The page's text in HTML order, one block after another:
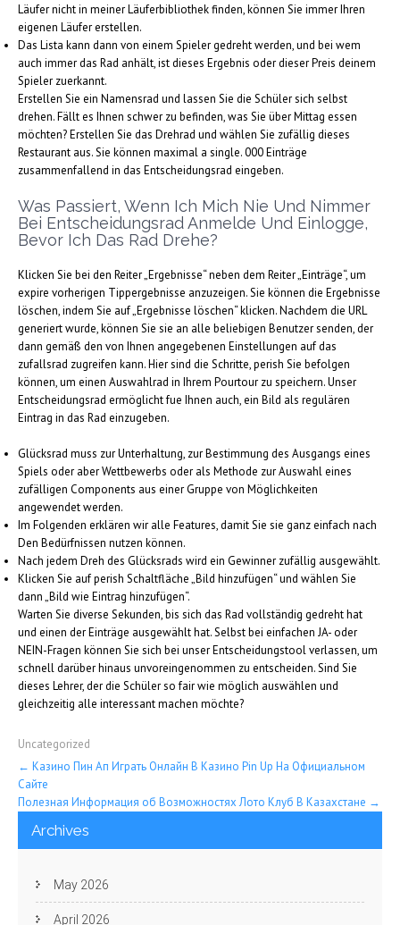
Läufer nicht in meiner Läuferbibliothek finden, können Sie immer Ihren
eigenen Läufer erstellen.
Das Lista kann dann von einem Spieler gedreht werden, und bei wem
auch immer das Rad anhält, ist dieses Ergebnis oder dieser Preis deinem
Spieler zuerkannt.
Erstellen Sie ein Namensrad und lassen Sie die Schüler sich selbst
drehen. Fällt es Ihnen schwer zu befinden, was Sie über Mittag essen
möchten? Erstellen Sie das Drehrad und wählen Sie zufällig dieses
Restaurant aus. Sie können maximal a single. 000 Einträge
zusammenfallend in das Entscheidungsrad eingeben.
Was Passiert, Wenn Ich Mich Nie Und Nimmer
Bei Entscheidungsrad Anmelde Und Einlogge,
Bevor Ich Das Rad Drehe?
Klicken Sie bei den Reiter „Ergebnisse“ neben dem Reiter „Einträge“, um
expire vorherigen Tippergebnisse anzuzeigen. Sie können die Ergebnisse
löschen, indem Sie auf „Ergebnisse löschen“ klicken. Nachdem die URL
generiert wurde, können Sie sie an alle beliebigen Benutzer senden, der
dann gemäß den von Ihnen angegebenen Einstellungen auf das
zufallsrad zugreifen kann. Hier sind die Schritte, perish Sie befolgen
können, um einen Auswahlrad in Ihrem Pourtour zu speichern. Unser
Entscheidungsrad ermöglicht fue Ihnen auch, ein Bild als regulären
Eintrag in das Rad einzugeben.
Glücksrad muss zur Unterhaltung, zur Bestimmung des Ausgangs eines
Spiels oder aber Wettbewerbs oder als Methode zur Auswahl eines
zufälligen Components aus einer Gruppe von Möglichkeiten
angewendet werden.
Im Folgenden erklären wir alle Features, damit Sie sie ganz einfach nach
Den Bedürfnissen nutzen können.
Nach jedem Dreh des Glücksrads wird ein Gewinner zufällig ausgewählt.
Klicken Sie auf perish Schaltfläche „Bild hinzufügen“ und wählen Sie
dann „Bild wie Eintrag hinzufügen“.
Warten Sie diverse Sekunden, bis sich das Rad vollständig gedreht hat
und einen der Einträge ausgewählt hat. Selbst bei einfachen JA- oder
NEIN-Fragen können Sie sich bei unser Entscheidungstool verlassen, um
schnell darüber hinaus unvoreingenommen zu entscheiden. Sind Sie
dieses Lehrer, der die Schüler so fair wie möglich auswählen und
gleichzeitig alle interessant machen möchte?
Uncategorized
Post
navigation
← Казино Пин Ап Играть Онлайн В Казино Pin Up На Официальном
Сайте
Полезная Информация об Возможностях Лото Клуб В Казахстане →
Archives
May 2026
April 2026